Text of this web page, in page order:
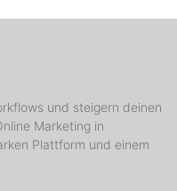
und steigern deinen
Marketing in
Plattform und einem